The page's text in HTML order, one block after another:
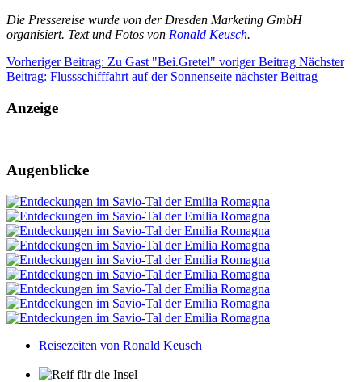
Die Pressereise wurde von der Dresden Marketing GmbH
organisiert. Text und Fotos von Ronald Keusch.
Vorheriger Beitrag: Zu Gast "Bei.Gretel" voriger Beitrag Nächster
Beitrag: Flussschifffahrt auf der Sonnenseite nächster Beitrag
Anzeige
Augenblicke
Reisezeiten von Ronald Keusch